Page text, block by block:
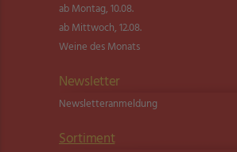
ab Montag, 10.08.
ab Mittwoch, 12.08.
Weine des Monats
Newsletter
Newsletter­anmeldung
Sortiment